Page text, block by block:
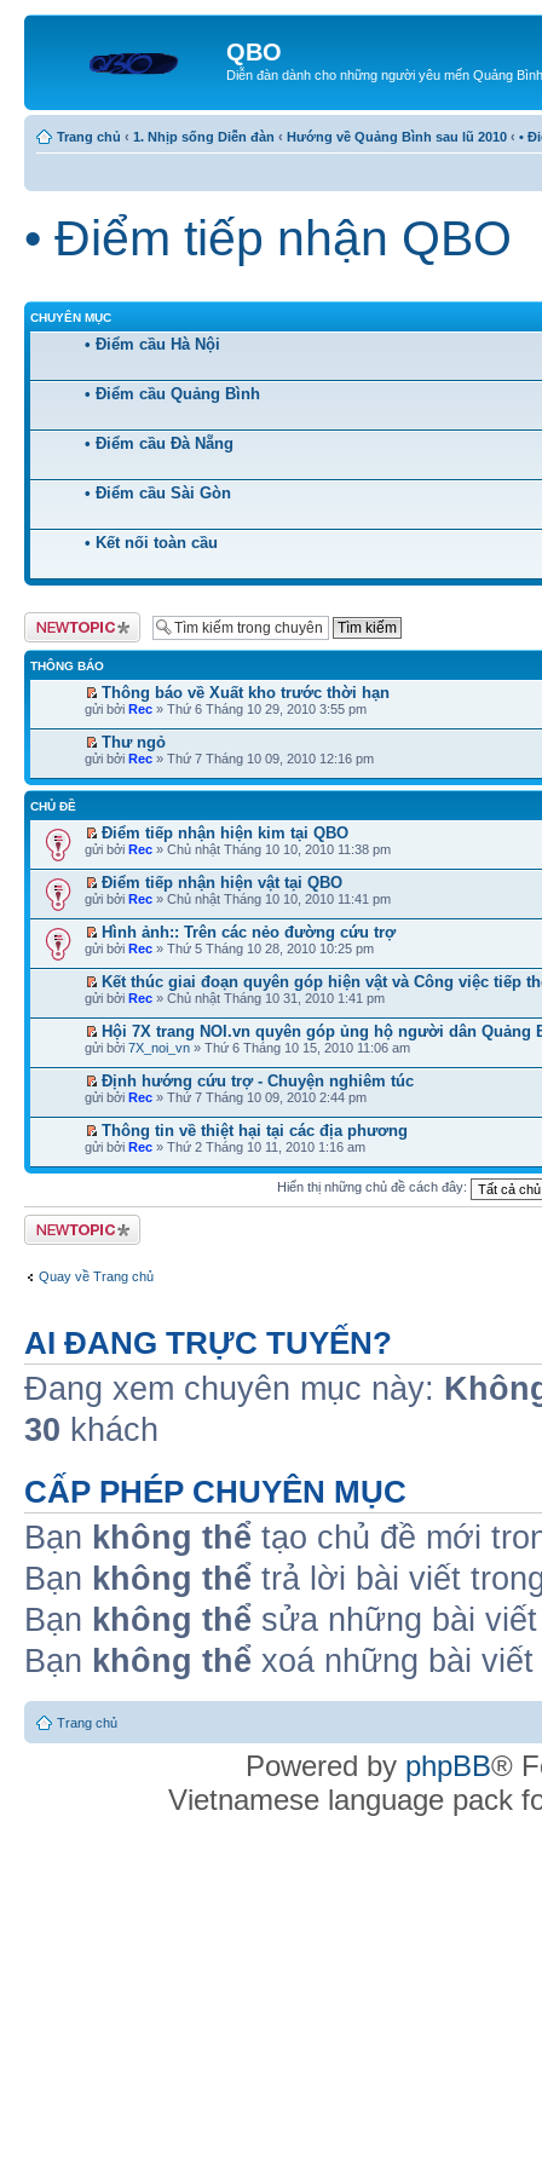
QBO
Diễn đàn dành cho những người yêu mến Quảng Bình
Trang chủ ‹ 1. Nhịp sống Diễn đàn ‹ Hướng về Quảng Bình sau lũ 2010 ‹ •
• Điểm tiếp nhận QBO
CHUYÊN MỤC
• Điểm cầu Hà Nội
• Điểm cầu Quảng Bình
• Điểm cầu Đà Nẵng
• Điểm cầu Sài Gòn
• Kết nối toàn cầu
Tạo chủ đề mới
THÔNG BÁO
Thông báo về Xuất kho trước thời hạn
gửi bởi Rec » Thứ 6 Tháng 10 29, 2010 3:55 pm
Thư ngỏ
gửi bởi Rec » Thứ 7 Tháng 10 09, 2010 12:16 pm
CHỦ ĐỀ
Điểm tiếp nhận hiện kim tại QBO
gửi bởi Rec » Chủ nhật Tháng 10 10, 2010 11:38 pm
Điểm tiếp nhận hiện vật tại QBO
gửi bởi Rec » Chủ nhật Tháng 10 10, 2010 11:41 pm
Hình ảnh:: Trên các nẻo đường cứu trợ
gửi bởi Rec » Thứ 5 Tháng 10 28, 2010 10:25 pm
Kết thúc giai đoạn quyên góp hiện vật và Công việc tiếp
gửi bởi Rec » Chủ nhật Tháng 10 31, 2010 1:41 pm
Hội 7X trang NOI.vn quyên góp ủng hộ người dân Quảng
gửi bởi 7X_noi_vn » Thứ 6 Tháng 10 15, 2010 11:06 am
Định hướng cứu trợ - Chuyện nghiêm túc
gửi bởi Rec » Thứ 7 Tháng 10 09, 2010 2:44 pm
Thông tin về thiệt hại tại các địa phương
gửi bởi Rec » Thứ 2 Tháng 10 11, 2010 1:16 am
Hiển thị những chủ đề cách đây:
Tạo chủ đề mới
Quay về Trang chủ
AI ĐANG TRỰC TUYẾN?
Đang xem chuyên mục này:
30 khách
CẤP PHÉP CHUYÊN MỤC
Bạn không thể tạo chủ đề mới
Bạn không thể trả lời bài viết
Bạn không thể sửa những bài
Bạn không thể xoá những bài
Trang chủ
Powered by phpBB®
Vietnamese language pack